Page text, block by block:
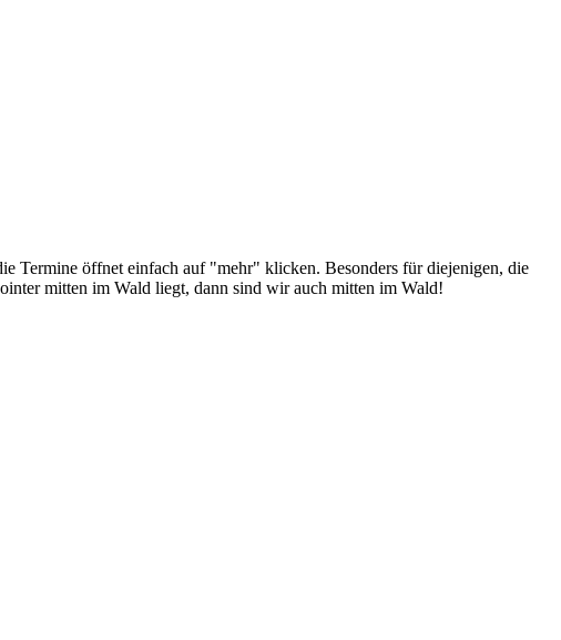
Termine öffnet einfach auf "mehr" klicken. Besonders für diejenigen, die
mitten im Wald liegt, dann sind wir auch mitten im Wald!